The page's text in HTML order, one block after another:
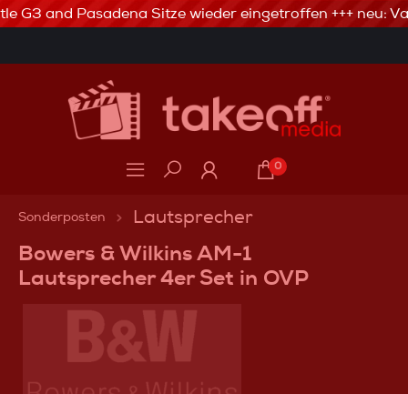
3% Skonto bei Vorkasse via Banküberweisung
G3 and Pasadena Sitze wieder eingetroffen +++ neu:
0
Sonderposten Lautsprecher
Bowers & Wilkins AM-1
Lautsprecher 4er Set in OVP